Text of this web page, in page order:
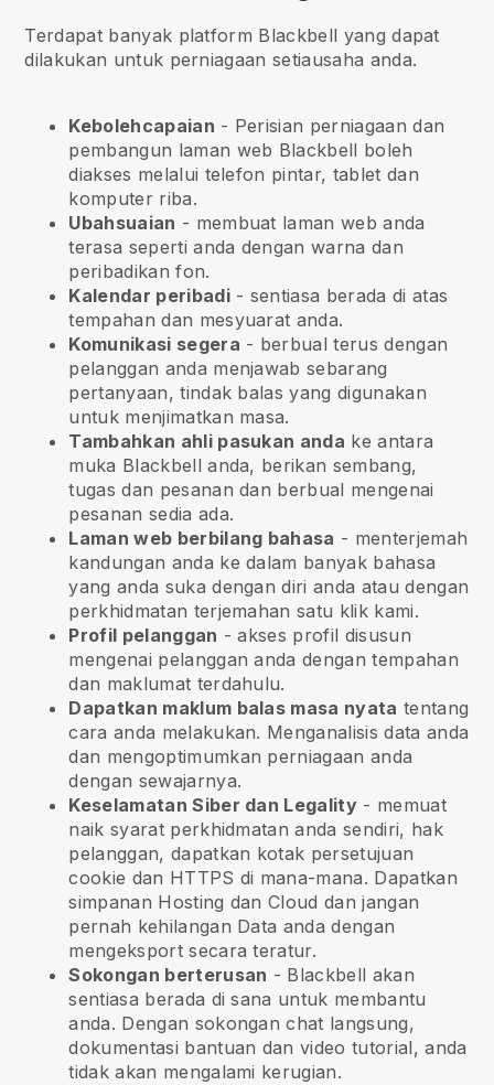
Terdapat banyak platform Blackbell yang dapat
dilakukan untuk perniagaan setiausaha anda.
Kebolehcapaian - Perisian perniagaan dan
pembangun laman web Blackbell boleh
diakses melalui telefon pintar, tablet dan
komputer riba.
Ubahsuaian - membuat laman web anda
terasa seperti anda dengan warna dan
peribadikan fon.
Kalendar peribadi- sentiasa berada di atas
tempahan dan mesyuarat anda.
Komunikasi segera - berbual terus dengan
pelanggan anda menjawab sebarang
pertanyaan, tindak balas yang digunakan
untuk menjimatkan masa.
Tambahkan ahli pasukan anda ke antara
muka Blackbell anda, berikan sembang,
tugas dan pesanan dan berbual mengenai
pesanan sedia ada.
Laman web berbilang bahasa - menterjemah
kandungan anda ke dalam banyak bahasa
yang anda suka dengan diri anda atau dengan
perkhidmatan terjemahan satu klik kami.
Profil pelanggan - akses profil disusun
mengenai pelanggan anda dengan tempahan
dan maklumat terdahulu.
Dapatkan maklum balas masa nyata tentang
cara anda melakukan. Menganalisis data anda
dan mengoptimumkan perniagaan anda
dengan sewajarnya.
Keselamatan Siber dan Legality - memuat
naik syarat perkhidmatan anda sendiri, hak
pelanggan, dapatkan kotak persetujuan
cookie dan HTTPS di mana-mana. Dapatkan
simpanan Hosting dan Cloud dan jangan
pernah kehilangan Data anda dengan
mengeksport secara teratur.
Sokongan berterusan - Blackbell akan
sentiasa berada di sana untuk membantu
anda. Dengan sokongan chat langsung,
dokumentasi bantuan dan video tutorial, anda
tidak akan mengalami kerugian.